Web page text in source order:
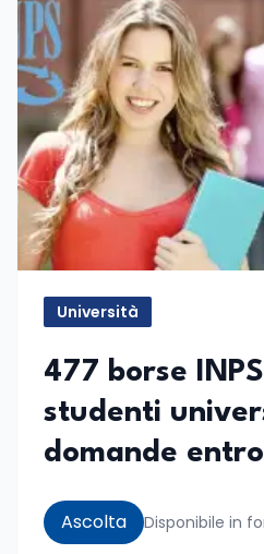
Università
477 borse
studenti
domande
Ascolta Disponibile in